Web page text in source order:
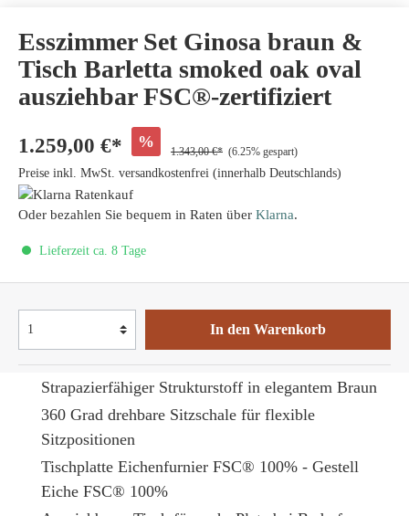
Esszimmer Set Ginosa braun &
Tisch Barletta smoked oak oval
ausziehbar FSC®-zertifiziert
Strapazierfähiger Strukturstoff in elegantem Braun
360 Grad drehbare Sitzschale für flexible
Sitzpositionen
Tischplatte Eichenfurnier FSC® 100% - Gestell
Eiche FSC® 100%
1.259,00 €* %
1.343,00 €* (6.25% gespart)
Preise inkl. MwSt. versandkostenfrei (innerhalb Deutschlands)
Oder bezahlen Sie bequem in Raten über Klarna.
Lieferzeit ca. 8 Tage
In den Warenkorb